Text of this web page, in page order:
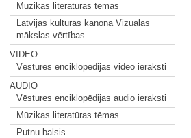
Mūzikas literatūras tēmas
Latvijas kultūras kanona Vizuālās
mākslas vērtības
VIDEO
Vēstures enciklopēdijas video ieraksti
AUDIO
Vēstures enciklopēdijas audio ieraksti
Mūzikas literatūras tēmas
Putnu balsis